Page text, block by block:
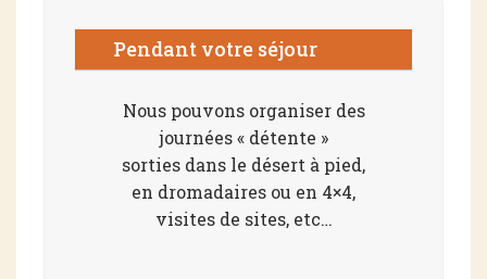
Pendant votre séjour
Nous pouvons organiser des
journées « détente »
sorties dans le désert à pied,
en dromadaires ou en 4×4,
visites de sites, etc…